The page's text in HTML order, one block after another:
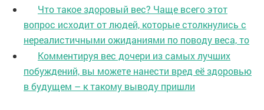
Что такое здоровый вес? Чаще всего этот
вопрос исходит от людей, которые столкнулись с
нереалистичными ожиданиями по поводу веса, то
Комментируя вес дочери из самых лучших
побуждений, вы можете нанести вред её здоровью
в будущем – к такому выводу пришли